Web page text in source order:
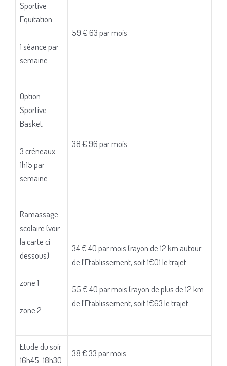
Sportive
Equitation
1 séance par
semaine
59 € 63 par mois
Option
Sportive
Basket
3 créneaux
1h15 par
semaine
38 € 96 par mois
Ramassage
scolaire (voir
la carte ci
dessous)
zone 1
zone 2
34 € 40 par mois (rayon de 12 km autour
de l’Etablissement, soit 1€01 le trajet
55 € 40 par mois (rayon de plus de 12 km
de l’Etablissement, soit 1€63 le trajet
Etude du soir
16h45-18h30
38 € 33 par mois